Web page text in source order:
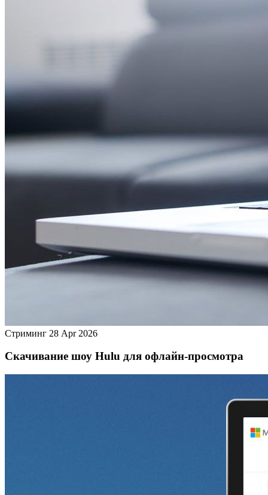
Стриминг 28 Apr 2026
Скачивание шоу Hulu для офлайн‑просмотра